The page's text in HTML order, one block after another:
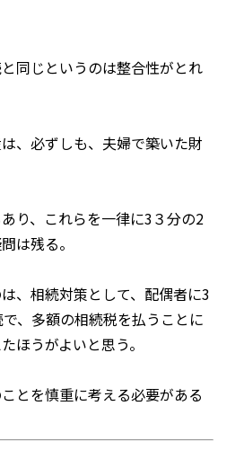
同じというのは整合性がとれ
、必ずしも、夫婦で築いた財
り、これらを一律に3３分の2
は残る。
、相続対策として、配偶者に3
、多額の相続税を払うことに
ほうがよいと思う。
とを慎重に考える必要がある